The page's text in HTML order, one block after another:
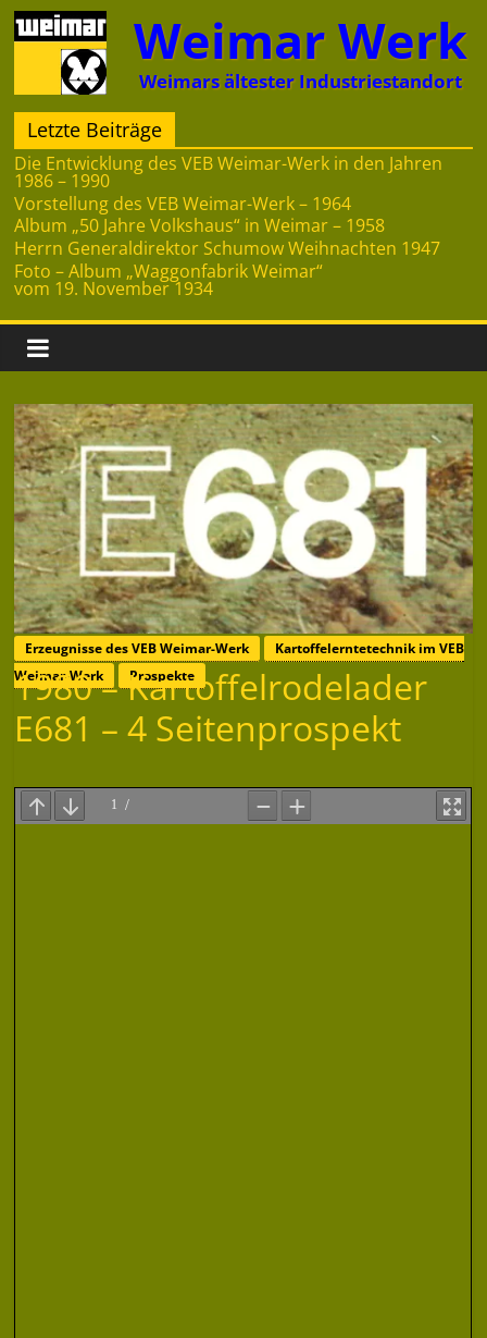
Zum
Inhalt
springen
Weimar Werk
Weimars ältester Industriestandort
Letzte Beiträge
Die Entwicklung des VEB Weimar-Werk in den Jahren
1986 – 1990
Vorstellung des VEB Weimar-Werk – 1964
Album „50 Jahre Volkshaus“ in Weimar – 1958
Herrn Generaldirektor Schumow Weihnachten 1947
Foto – Album „Waggonfabrik Weimar“
vom 19. November 1934
Erzeugnisse des VEB Weimar-Werk
Kartoffelerntetechnik im VEB
Weimar-Werk
Prospekte
1980 – Kartoffelrodelader
E681 – 4 Seitenprospekt